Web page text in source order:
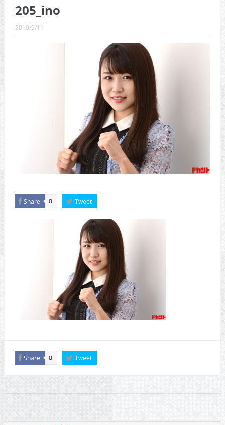
CINEMA×STYLE 289号
CINEMA×STYLE 286号
CINEMA×STYLE 285号
CINEMA×STYLE 294号
205_ino
2019/9/11
Share 0 Tweet
Share 0 Tweet